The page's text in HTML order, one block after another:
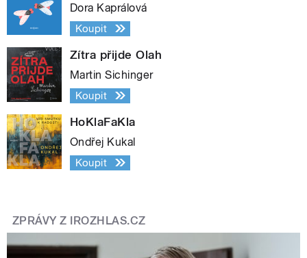
Dora Kaprálová
Koupit
Zítra přijde Olah
Martin Sichinger
Koupit
HoKlaFaKla
Ondřej Kukal
Koupit
ZPRÁVY Z IROZHLAS.CZ